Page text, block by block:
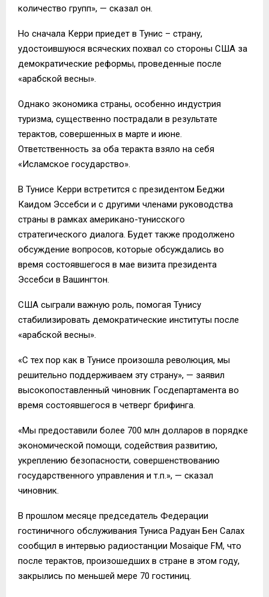
количество групп», — сказал он.
Но сначала Керри приедет в Тунис – страну,
удостоившуюся всяческих похвал со стороны США за
демократические реформы, проведенные после
«арабской весны».
Однако экономика страны, особенно индустрия
туризма, существенно пострадали в результате
терактов, совершенных в марте и июне.
Ответственность за оба теракта взяло на себя
«Исламское государство».
В Тунисе Керри встретится с президентом Беджи
Каидом Эссебси и с другими членами руководства
страны в рамках американо-тунисского
стратегического диалога. Будет также продолжено
обсуждение вопросов, которые обсуждались во
время состоявшегося в мае визита президента
Эссебси в Вашингтон.
США сыграли важную роль, помогая Тунису
стабилизировать демократические институты после
«арабской весны».
«С тех пор как в Тунисе произошла революция, мы
решительно поддерживаем эту страну», — заявил
высокопоставленный чиновник Госдепартамента во
время состоявшегося в четверг брифинга.
«Мы предоставили более 700 млн долларов в порядке
экономической помощи, содействия развитию,
укреплению безопасности, совершенствованию
государственного управления и т.п.», — сказал
чиновник.
В прошлом месяце председатель Федерации
гостиничного обслуживания Туниса Радуан Бен Салах
сообщил в интервью радиостанции Mosaique FM, что
после терактов, произошедших в стране в этом году,
закрылись по меньшей мере 70 гостиниц.